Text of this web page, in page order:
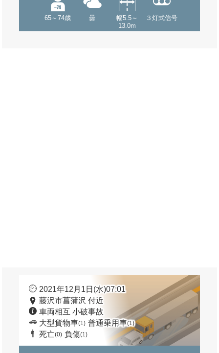
65～74歳 曇
幅5.5～
13.0m
３灯式信号
2021年12月1日(水)07:01
藤沢市菖蒲沢 付近
車両相互 小破事故
大型貨物車(1) 普通乗用車(1)
死亡(0) 負傷(1)